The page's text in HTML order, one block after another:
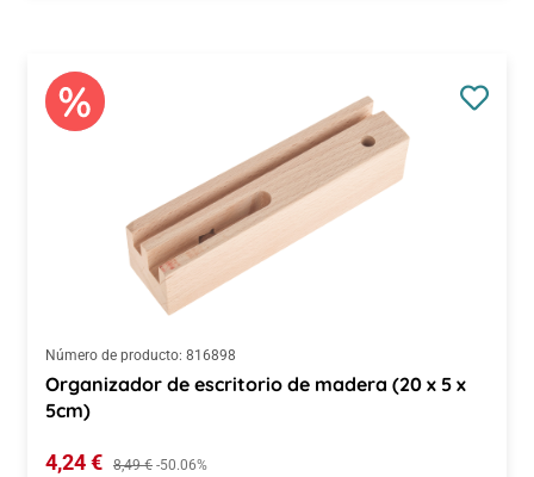
Número de producto: 816898
Organizador de escritorio de madera (20 x 5 x
5cm)
Precio de venta:
4,24 € Precio normal:
8,49 € -50.06%